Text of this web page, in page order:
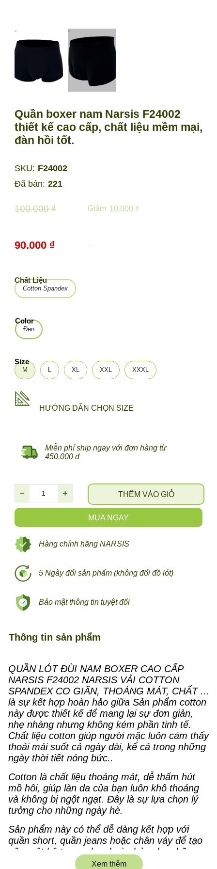
Quần boxer nam Narsis F24002
thiết kế cao cấp, chất liệu mềm mại,
đàn hồi tốt.
Đã bán: 221
M L XL XXL XXXL
Size
Cotton Spandex
Chất Liệu
Đen
Color
MUA NGAY
THÊM VÀO GIỎ
HƯỚNG DẪN CHỌN SIZE
Miễn phí ship ngay với đơn hàng từ
450.000 đ
-
90.000 ₫
5 Ngày đổi sản phẩm (không đổi đồ lót)
Bảo mật thông tin tuyệt đối
Hàng chính hãng NARSIS
100.000 ₫ 10.000 ₫
Giảm
SKU: F24002
Xem thêm
Thông tin sản phẩm
QUẦN LÓT ĐÙI NAM BOXER CAO CẤP
NARSIS F24002 NARSIS VẢI COTTON
SPANDEX CO GIÃN, THOÁNG MÁT, CHẤT ...
là sự kết hợp hoàn hảo giữa Sản phẩm cotton
này được thiết kế để mang lại sự đơn giản,
nhẹ nhàng nhưng không kém phần tinh tế.
Chất liệu cotton giúp người mặc luôn cảm thấy
thoải mái suốt cả ngày dài, kể cả trong những
ngày thời tiết nóng bức..
Cotton là chất liệu thoáng mát, dễ thấm hút
mồ hôi, giúp làn da của bạn luôn khô thoáng
và không bị ngột ngạt. Đây là sự lựa chọn lý
tưởng cho những ngày hè.
Sản phẩm này có thể dễ dàng kết hợp với
quần short, quần jeans hoặc chân váy để tạo
nên một bộ trang phục hoàn hảo cho những
buổi dạo phố hoặc đi chơi nhẹ nhàng.